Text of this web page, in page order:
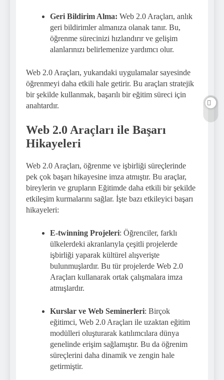
Geri Bildirim Alma: Web 2.0 Araçları, anlık
geri bildirimler almanıza olanak tanır. Bu,
öğrenme sürecinizi hızlandırır ve gelişim
alanlarınızı belirlemenize yardımcı olur.
Web 2.0 Araçları, yukarıdaki uygulamalar sayesinde
öğrenmeyi daha etkili hale getirir. Bu araçları stratejik
bir şekilde kullanmak, başarılı bir eğitim süreci için
anahtardır.
Web 2.0 Araçları ile Başarı
Hikayeleri
Web 2.0 Araçları, öğrenme ve işbirliği süreçlerinde
pek çok başarı hikayesine imza atmıştır. Bu araçlar,
bireylerin ve grupların Eğitimde daha etkili bir şekilde
etkileşim kurmalarını sağlar. İşte bazı etkileyici başarı
hikayeleri:
E-twinning Projeleri: Öğrenciler, farklı
ülkelerdeki akranlarıyla çeşitli projelerde
işbirliği yaparak kültürel alışverişte
bulunmuşlardır. Bu tür projelerde Web 2.0
Araçları kullanarak ortak çalışmalara imza
atmışlardır.
Kurslar ve Web Seminerleri: Birçok
eğitimci, Web 2.0 Araçları ile uzaktan eğitim
modülleri oluşturarak katılımcılara dünya
genelinde erişim sağlamıştır. Bu da öğrenim
süreçlerini daha dinamik ve zengin hale
getirmiştir.